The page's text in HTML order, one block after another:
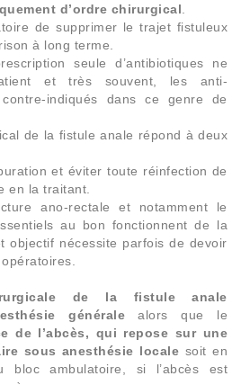
d’ordre chirurgical.
de supprimer le trajet fistuleux
à long terme.
seule d’antibiotiques ne
et très souvent, les anti-
indiqués dans ce genre de
de la fistule anale répond à deux
et éviter toute réinfection de
en la traitant.
ano-rectale et notamment le
au bon fonctionnent de la
objectif nécessite parfois de devoir
de la fistule anale
générale alors que le
de l’abcès, qui repose sur une
sous anesthésie locale soit en
bloc ambulatoire, si l’abcès est